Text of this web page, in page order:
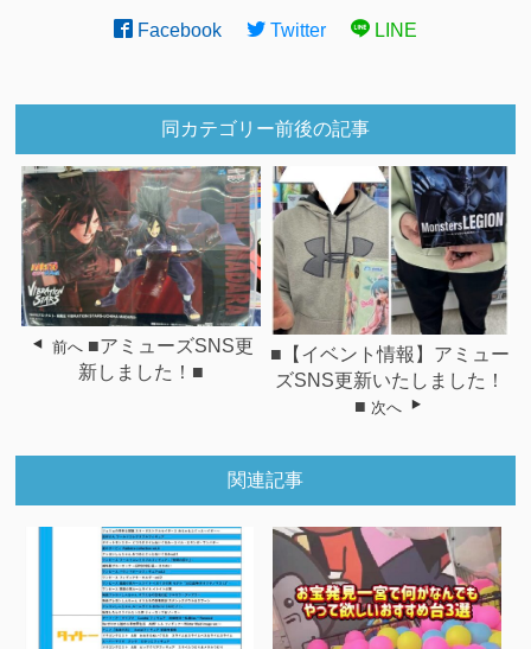
Facebook Twitter LINE
同カテゴリー前後の記事
前へ ■アミューズSNS更
新しました！■
■【イベント情報】アミュー
ズSNS更新いたしました！
■ 次へ
関連記事